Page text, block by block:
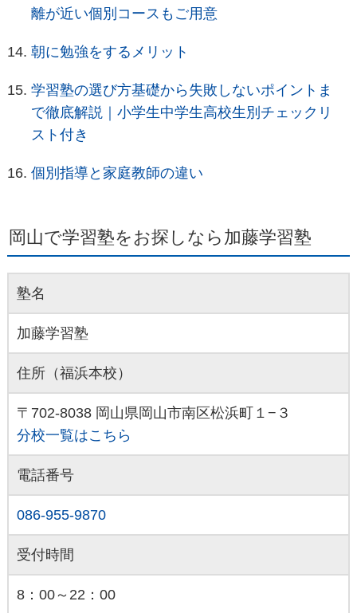
離が近い個別コースもご用意
朝に勉強をするメリット
学習塾の選び方基礎から失敗しないポイントま
で徹底解説｜小学生中学生高校生別チェックリ
スト付き
個別指導と家庭教師の違い
岡山で学習塾をお探しなら加藤学習塾
塾名
加藤学習塾
住所（福浜本校）
〒702-8038 岡山県岡山市南区松浜町１−３
分校一覧はこちら
電話番号
086-955-9870
受付時間
8：00～22：00